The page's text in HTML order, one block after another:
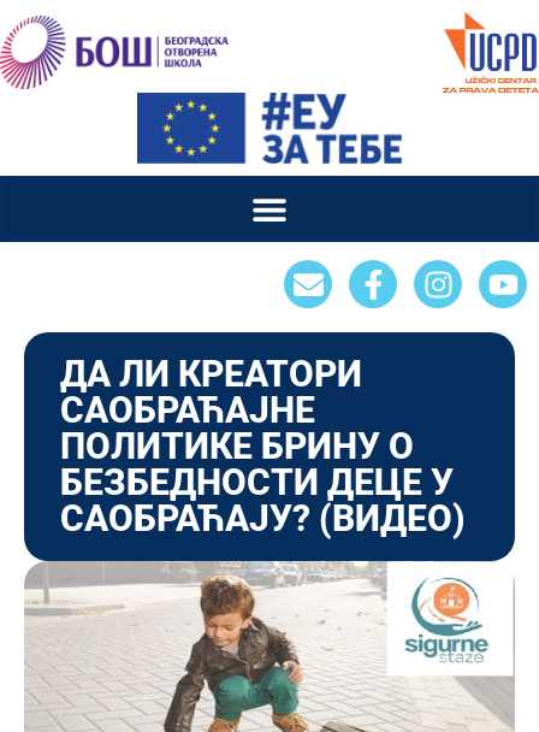
ДА ЛИ КРЕАТОРИ
САОБРАЋАЈНЕ
ПОЛИТИКЕ БРИНУ О
БЕЗБЕДНОСТИ ДЕЦЕ У
САОБРАЋАЈУ? (ВИДЕО)